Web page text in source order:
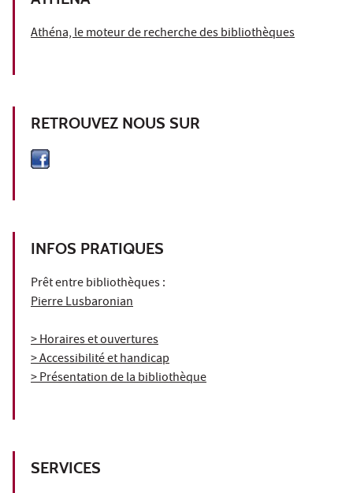
Athéna, le moteur de recherche des bibliothèques
RETROUVEZ NOUS SUR
INFOS PRATIQUES
Prêt entre bibliothèques :
Pierre Lusbaronian
> Horaires et ouvertures
> Accessibilité et handicap
> Présentation de la bibliothèque
SERVICES